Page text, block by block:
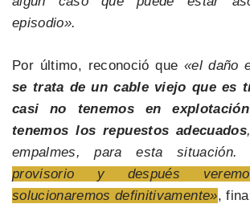
episodio».
Por último, reconoció que «el daño
se trata de un cable viejo que es
casi no tenemos en
tenemos los repuestos adecuados
empalmes, para esta situación.
provisorio y después
solucionaremos definitivamente»,